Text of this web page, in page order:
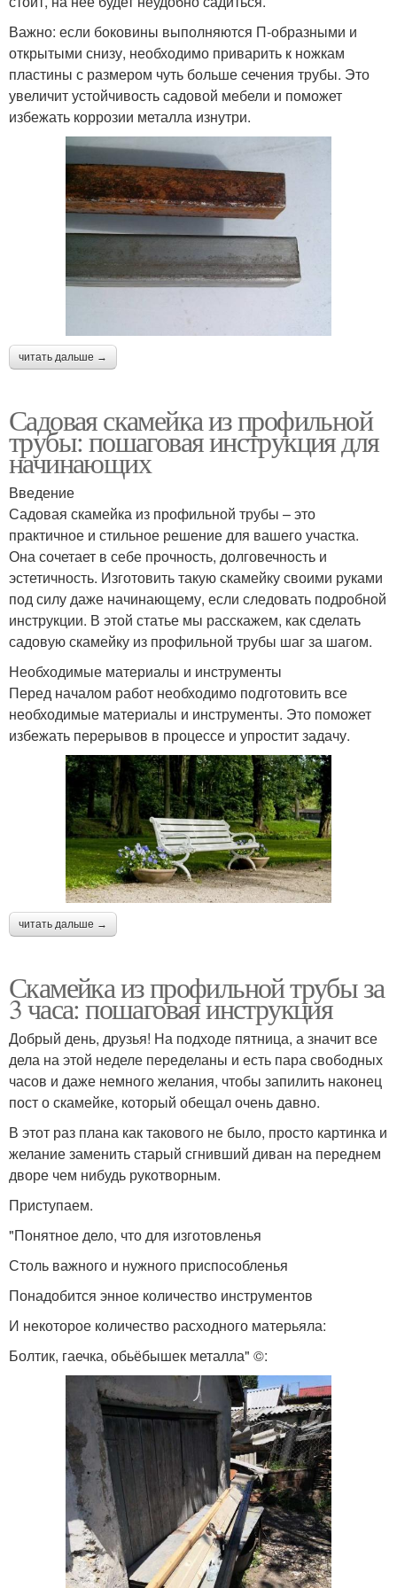
Важно: если боковины выполняются П-образными и
открытыми снизу, необходимо приварить к ножкам
пластины с размером чуть больше сечения трубы. Это
увеличит устойчивость садовой мебели и поможет
избежать коррозии металла изнутри.
читать дальше →
Садовая скамейка из профильной
трубы: пошаговая инструкция для
начинающих
Введение
Садовая скамейка из профильной трубы – это
практичное и стильное решение для вашего участка.
Она сочетает в себе прочность, долговечность и
эстетичность. Изготовить такую скамейку своими руками
под силу даже начинающему, если следовать подробной
инструкции. В этой статье мы расскажем, как сделать
садовую скамейку из профильной трубы шаг за шагом.
Необходимые материалы и инструменты
Перед началом работ необходимо подготовить все
необходимые материалы и инструменты. Это поможет
избежать перерывов в процессе и упростит задачу.
читать дальше →
Скамейка из профильной трубы за
3 часа: пошаговая инструкция
Добрый день, друзья! На подходе пятница, а значит все
дела на этой неделе переделаны и есть пара свободных
часов и даже немного желания, чтобы запилить наконец
пост о скамейке, который обещал очень давно.
В этот раз плана как такового не было, просто картинка и
желание заменить старый сгнивший диван на переднем
дворе чем нибудь рукотворным.
Приступаем.
"Понятное дело, что для изготовленья
Столь важного и нужного приспособленья
Понадобится энное количество инструментов
И некоторое количество расходного матерьяла:
Болтик, гаечка, обьёбышек металла" ©: